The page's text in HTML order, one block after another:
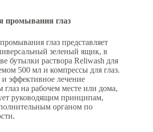
промывания глаз
глаз представляет
зеленый ящик, в
бутылки раствора Reliwash для
500 мл и компрессы для глаз.
эффективное лечение
глаз на рабочем месте или дома,
руководящим принципам,
органом по